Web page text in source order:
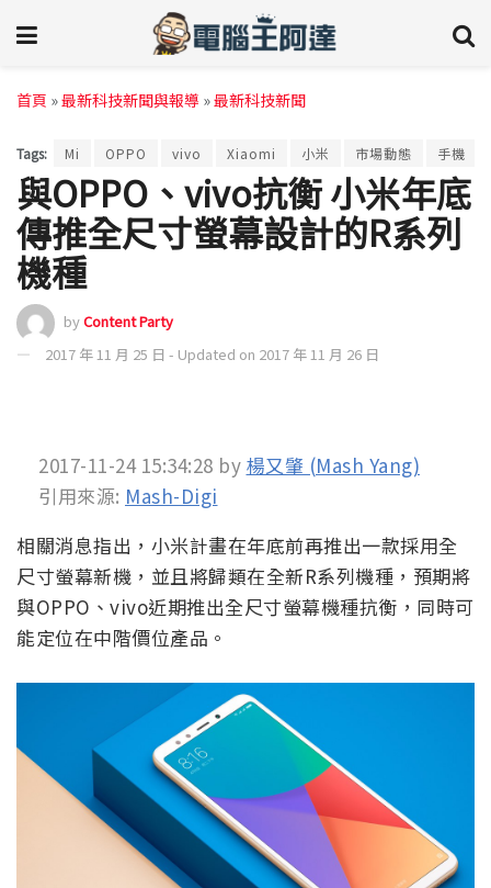
首頁 »最新科技新聞與報導 »最新科技新聞
Tags: Mi OPPO vivo Xiaomi 小米 市場動態 手機
與OPPO、vivo抗衡 小米年底
傳推全尺寸螢幕設計的R系列
機種
byContent Party
2017 年 11 月 25 日 - Updated on 2017 年 11 月 26 日
2017-11-24 15:34:28 by 楊又肇 (Mash Yang)
引用來源: Mash-Digi
相關消息指出，小米計畫在年底前再推出一款採用全
尺寸螢幕新機，並且將歸類在全新R系列機種，預期將
與OPPO、vivo近期推出全尺寸螢幕機種抗衡，同時可
能定位在中階價位產品。